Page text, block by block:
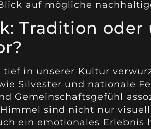
auf mögliche
Tradition
tief in unserer Kultur
Silvester und nationale
Gemeinschaftsgefühl
sind nicht nur
ein emotionales Erlebnis